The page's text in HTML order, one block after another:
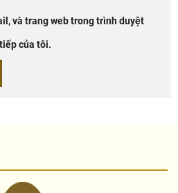
và trang web trong trình duyệt
của tôi.